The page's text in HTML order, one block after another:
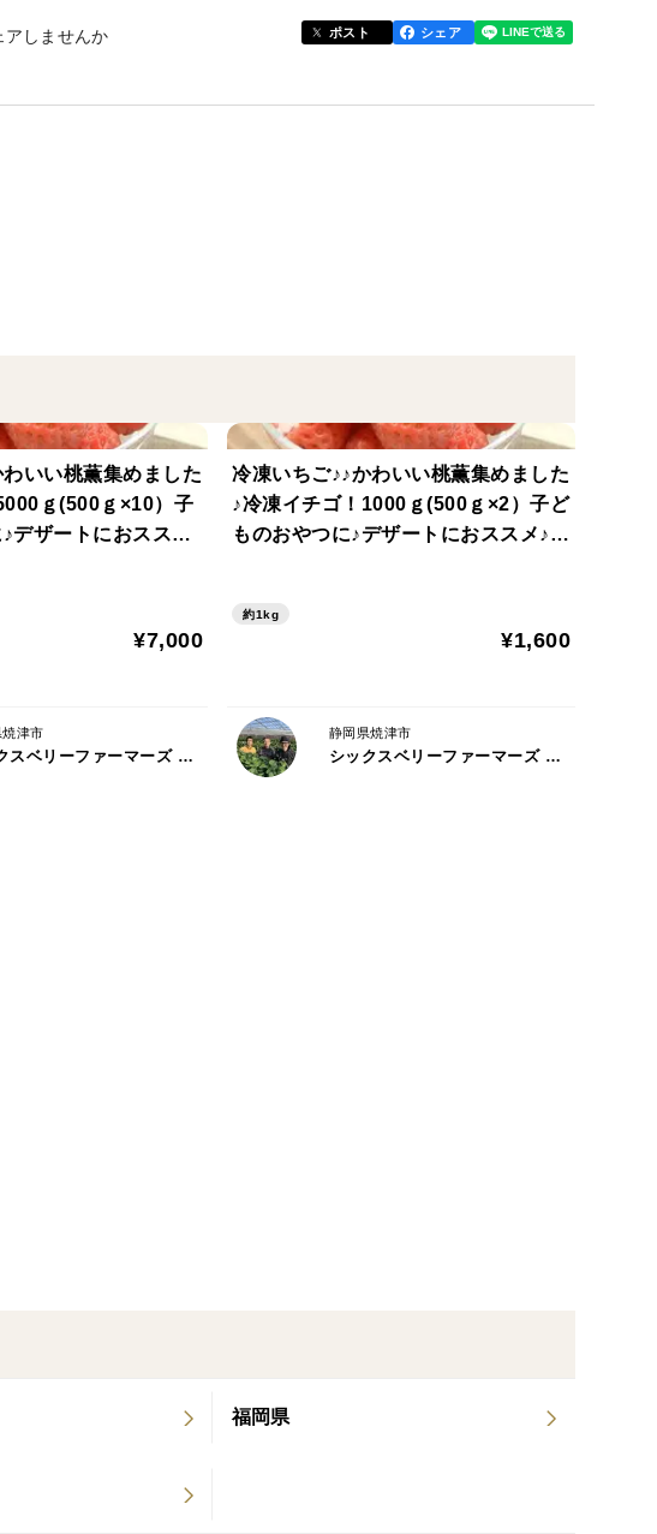
りやや大きめで、完熟しても表皮の色はとても淡い桃白です。
味ください。
をもった苺で、栽培も難しく全国的にも限られた人のみが栽培
シャキッとしつつもジューシー
アしませんか ポスト シェア
福岡県
いい桃薫集めました
ｇ(500ｇ×10）子
デザートにおススメ♪
¥7,000
津市
シックスベリーファーマーズ 松田農園
冷凍いちご♪♪かわいい桃薫集めました
♪冷凍イチゴ！1000ｇ(500ｇ×2）子ど
ものおやつに♪デザートにおススメ♪
約1kg
¥1,600
静岡県焼津市
シックスベリーファーマーズ 松田農園